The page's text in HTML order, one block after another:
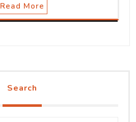
Read More
Search